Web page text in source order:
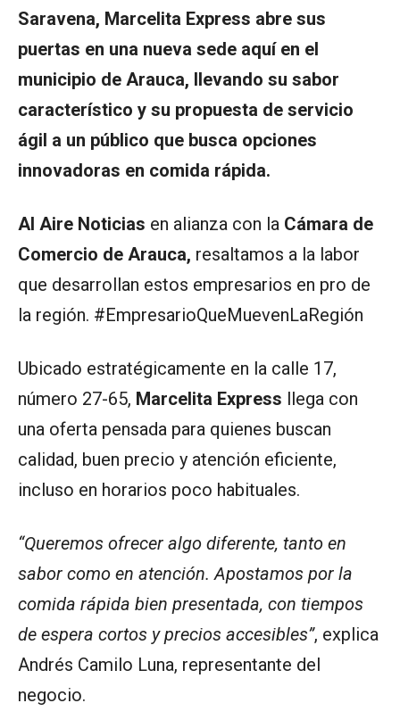
Saravena, Marcelita Express abre sus
puertas en una nueva sede aquí en el
municipio de Arauca, llevando su sabor
característico y su propuesta de servicio
ágil a un público que busca opciones
innovadoras en comida rápida.
Al Aire Noticias en alianza con la Cámara de
Comercio de Arauca, resaltamos a la labor
que desarrollan estos empresarios en pro de
la región. #EmpresarioQueMuevenLaRegión
Ubicado estratégicamente en la calle 17,
número 27-65, Marcelita Express llega con
una oferta pensada para quienes buscan
calidad, buen precio y atención eficiente,
incluso en horarios poco habituales.
“Queremos ofrecer algo diferente, tanto en
sabor como en atención. Apostamos por la
comida rápida bien presentada, con tiempos
de espera cortos y precios accesibles”, explica
Andrés Camilo Luna, representante del
negocio.